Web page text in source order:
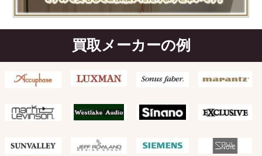
買取メーカーの例